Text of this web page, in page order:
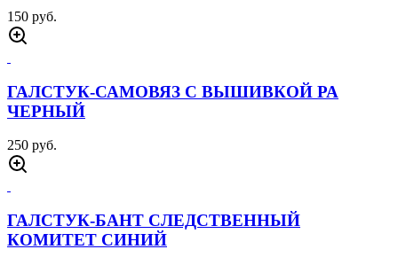
150 руб.
ГАЛСТУК-САМОВЯЗ С ВЫШИВКОЙ РА
ЧЕРНЫЙ
250 руб.
ГАЛСТУК-БАНТ СЛЕДСТВЕННЫЙ
КОМИТЕТ СИНИЙ